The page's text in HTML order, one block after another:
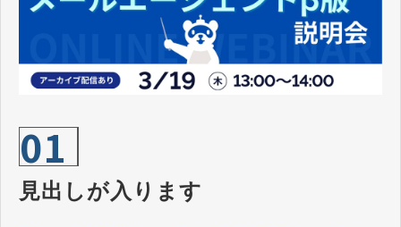
01
見出しが入ります